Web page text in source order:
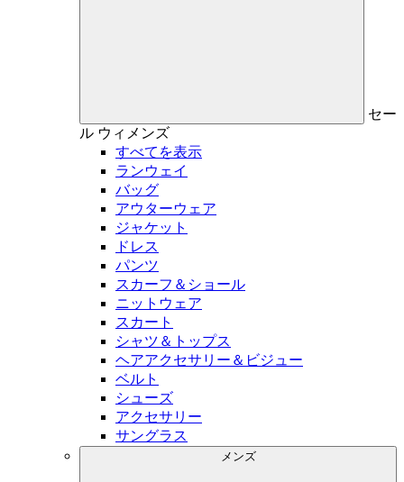
セー
ル ウィメンズ
すべてを表示
ランウェイ
バッグ
アウターウェア
ジャケット
ドレス
パンツ
スカーフ＆ショール
ニットウェア
スカート
シャツ＆トップス
ヘアアクセサリー＆ビジュー
ベルト
シューズ
アクセサリー
サングラス
メンズ